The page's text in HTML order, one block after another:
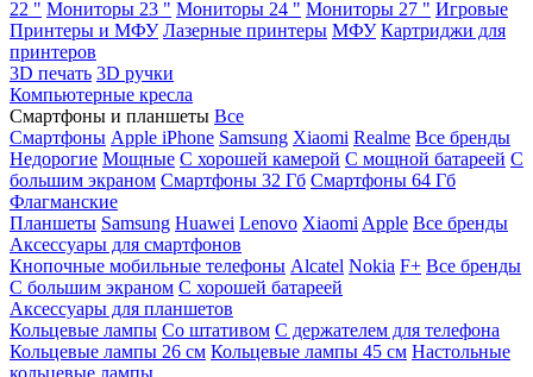
22 " Мониторы 23 " Мониторы 24 " Мониторы 27 " Игровые
Принтеры и МФУ Лазерные принтеры МФУ Картриджи для
принтеров
3D печать 3D ручки
Компьютерные кресла
Смартфоны и планшеты Все
Смартфоны Apple iPhone Samsung Xiaomi Realme Все бренды
Недорогие Мощные С хорошей камерой С мощной батареей С
большим экраном Смартфоны 32 Гб Смартфоны 64 Гб
Флагманские
Планшеты Samsung Huawei Lenovo Xiaomi Apple Все бренды
Аксессуары для смартфонов
Кнопочные мобильные телефоны Alcatel Nokia F+ Все бренды
С большим экраном С хорошей батареей
Аксессуары для планшетов
Кольцевые лампы Со штативом C держателем для телефона
Кольцевые лампы 26 см Кольцевые лампы 45 см Настольные
кольцевые лампы